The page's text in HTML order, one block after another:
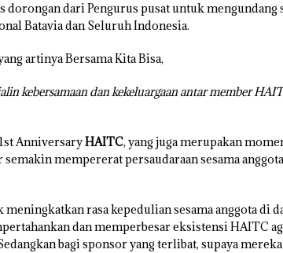
dorongan dari Pengurus pusat untuk mengundang
Batavia dan Seluruh Indonesia.
artinya Bersama Kita Bisa,
kebersamaan dan kekeluargaan antar member
AnniversaryHAITC, yang juga merupakan
semakin mempererat persaudaraan sesama
rasa kepedulian sesama anggota di
dan memperbesar eksistensi HAITC
bagi sponsor yang terlibat, supaya